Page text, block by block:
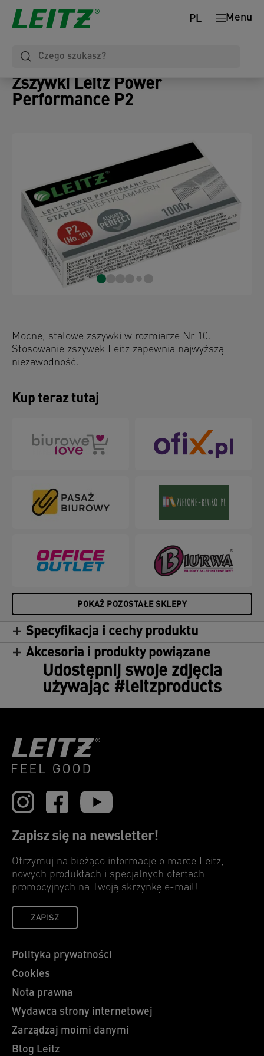
Menu
PL
Zszywki Leitz Power
Performance P2
Mocne, stalowe zszywki w rozmiarze Nr 10.
Stosowanie zszywek Leitz zapewnia najwyższą
niezawodność.
Kup teraz tutaj
POKAŻ POZOSTAŁE SKLEPY
Specyfikacja i cechy produktu
Akcesoria i produkty powiązane
Udostępnij swoje zdjęcia
używając #leitzproducts
Zapisz się na newsletter!
Otrzymuj na bieżąco informacje o marce Leitz,
nowych produktach i specjalnych ofertach
promocyjnych na Twoją skrzynkę e-mail!
ZAPISZ
Polityka prywatności
Cookies
Nota prawna
Wydawca strony internetowej
Zarządzaj moimi danymi
Blog Leitz